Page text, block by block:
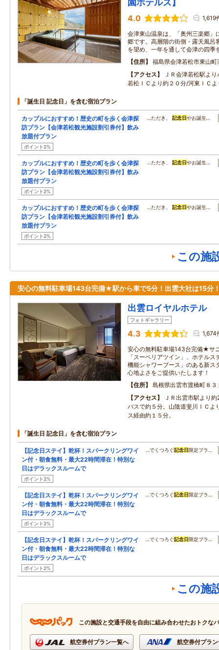
園ホテルズ】
4.0 1,619
会津東山温泉は、「奥州三楽郷」
郷です。高層階の街側・露天風呂
を望め、一年を通して会津の四季
住所
福島県会津若松市東山
アクセス
ＪＲ会津若松駅よ
若松ＩＣより約２０分/河東ＩＣ
「誕生日 記念日」を含む宿泊プラン
カップルにおすすめ！歴史の町を歩く会津探
訪プラン【会津若松観光施設割引券付】飲み
放題付プラン
ポイント2%
…ただき、記念日やお誕生…
カップルにおすすめ！歴史の町を歩く会津探
訪プラン【会津若松観光施設割引券付】飲み
放題付プラン
ポイント2%
…ただき、記念日やお誕生…
カップルにおすすめ！歴史の町を歩く会津探
訪プラン【会津若松観光施設割引券付】飲み
放題付プラン
ポイント2%
…ただき、記念日やお誕生…
この施
安心の無料駐車場143台完備★駅から車で5分！出雲大社は15分
出雲ロイヤルホテル
フォトギャラリー
4.3 1,674
安心の無料駐車場143台完備★サ
「スーペリアツイン」、ホテル
機能シャワーブース」のある新ス
心地よさをご提供いたします！
住所
島根県出雲市渡橋町８３
アクセス
ＪＲ出雲市駅より
バスで約５分。山陰道斐川ＩＣよ
ス経由約１５分。
「誕生日 記念日」を含む宿泊プラン
【記念日ステイ】乾杯！スパークリングワイ
ン付・朝食無料・最大22時間滞在！特別な
日はデラックスルームで
ポイント2%
…でくつろぐ記念日限定プラ…
【記念日ステイ】乾杯！スパークリングワイ
ン付・朝食無料・最大22時間滞在！特別な
日はデラックスルームで
ポイント2%
…でくつろぐ記念日限定プラ…
【記念日ステイ】乾杯！スパークリングワイ
ン付・朝食無料・最大22時間滞在！特別な
日はデラックスルームで
ポイント2%
…でくつろぐ記念日限定プラ…
この施
この施設と交通手段を自由に組み合わせたおトクな
航空券付プラン一覧へ 航空券付プラ